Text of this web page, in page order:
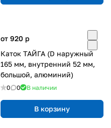
от 920 p
Каток ТАЙГА (D наружный
165 мм, внутренний 52 мм,
большой, алюминий)
0 0 В наличии
В корзину